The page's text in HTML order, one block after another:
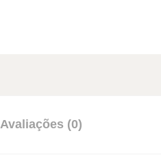
Avaliações (0)